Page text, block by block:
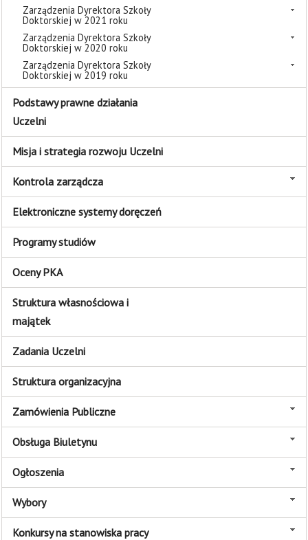
Zarządzenia Dyrektora Szkoły
Doktorskiej w 2021 roku
Zarządzenia Dyrektora Szkoły
Doktorskiej w 2020 roku
Zarządzenia Dyrektora Szkoły
Doktorskiej w 2019 roku
Podstawy prawne działania
Uczelni
Misja i strategia rozwoju Uczelni
Kontrola zarządcza
Elektroniczne systemy doręczeń
Programy studiów
Oceny PKA
Struktura własnościowa i
majątek
Zadania Uczelni
Struktura organizacyjna
Zamówienia Publiczne
Obsługa Biuletynu
Ogłoszenia
Wybory
Konkursy na stanowiska pracy